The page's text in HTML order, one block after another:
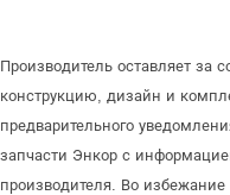
Производитель оставляет за
конструкцию, дизайн и
предварительного
запчасти Энкор с
производителя. Во